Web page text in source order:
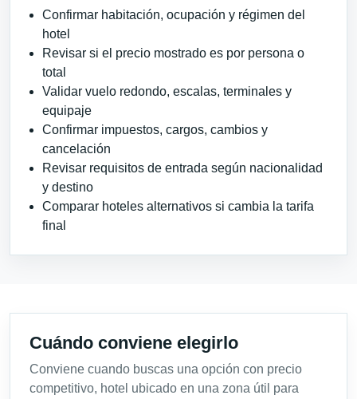
Confirmar habitación, ocupación y régimen del
hotel
Revisar si el precio mostrado es por persona o
total
Validar vuelo redondo, escalas, terminales y
equipaje
Confirmar impuestos, cargos, cambios y
cancelación
Revisar requisitos de entrada según nacionalidad
y destino
Comparar hoteles alternativos si cambia la tarifa
final
Cuándo conviene elegirlo
Conviene cuando buscas una opción con precio
competitivo, hotel ubicado en una zona útil para